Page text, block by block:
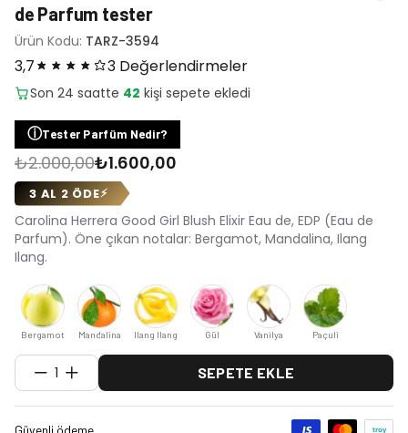
de Parfum tester
Ürün Kodu: TARZ-3594
3,7
3 Değerlendirmeler
ⓘ
₺2.000,00₺1.600,00
3 AL 2 ÖDE⚡
Carolina Herrera Good Girl Blush Elixir Eau de, EDP (Eau de
Parfum). Öne çıkan notalar: Bergamot, Mandalina, Ilang
Ilang.
Bergamot Mandalina Ilang Ilang Gül Vanilya Paçuli
1 SEPETE EKLE